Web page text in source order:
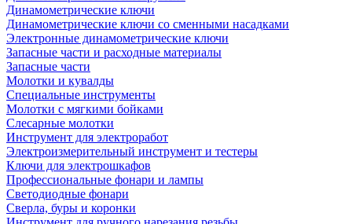
Динамометрические ключи
Динамометрические ключи со сменными насадками
Электронные динамометрические ключи
Запасные части и расходные материалы
Запасные части
Молотки и кувалды
Специальные инструменты
Молотки с мягкими бойками
Слесарные молотки
Инструмент для электроработ
Электроизмерительный инструмент и тестеры
Ключи для электрошкафов
Профессиональные фонари и лампы
Светодиодные фонари
Сверла, буры и коронки